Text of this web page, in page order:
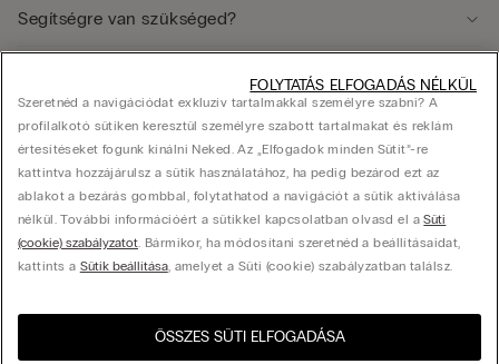
Válassza ki a méretet
Segítségre van szükséged?
Vállalat
© Calzedonia Hungary Kft., HU-1082, Budapest, Futó utca 47-53. Adószám: 25416433-
United States
Szeretnéd a navigációdat exkluzív tartalmakkal személyre szabni? A
profilalkotó sütiken keresztül személyre szabott tartalmakat és reklám
értesítéseket fogunk kínálni Neked. Az „Elfogadok minden Sütit”-re
kattintva hozzájárulsz a sütik használatához, ha pedig bezárod ezt az
ablakot a bezárás gombbal, folytathatod a navigációt a sütik aktiválása
nélkül. További információért a sütikkel kapcsolatban olvasd el aSüti
(cookie) szabályzatot. Bármikor, ha módosítani szeretnéd a beállításaidat,
kattints a Sütik beállítása, amelyet a Süti (cookie) szabályzatban találsz.
ÖSSZES SÜTI ELFOGADÁSA
FOLYTATÁS ELFOGADÁS NÉLKÜL